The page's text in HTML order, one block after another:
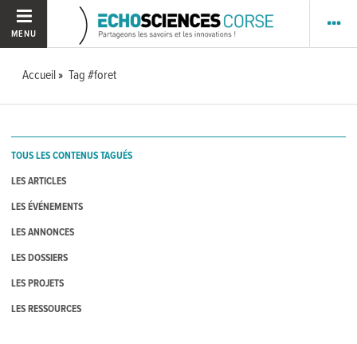
MENU
Accueil Tag #foret
TOUS LES CONTENUS TAGUÉS
LES ARTICLES
LES ÉVÉNEMENTS
LES ANNONCES
LES DOSSIERS
LES PROJETS
LES RESSOURCES